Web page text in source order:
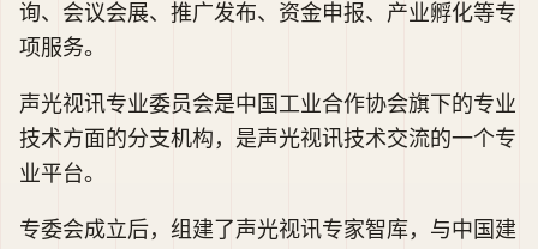
询、会议会展、推广发布、资金申报、产业孵化等专
项服务。
声光视讯专业委员会是中国工业合作协会旗下的专业
技术方面的分支机构，是声光视讯技术交流的一个专
业平台。
专委会成立后，组建了声光视讯专家智库，与中国建